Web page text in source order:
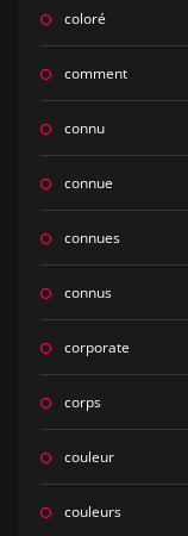
coloré
comment
connu
connue
connues
connus
corporate
corps
couleur
couleurs